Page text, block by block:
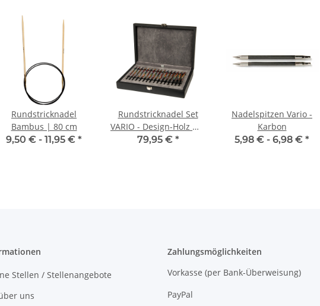
Rundstricknadel
Bambus | 80 cm
9,50 € - 11,95 € *
Rundstricknadel Set
VARIO - Design-Holz mit
austauschbaren
79,95 € *
Nadelspitzen Vario -
Karbon
5,98 € - 6,98 € *
Stellen / Stellenangebote
uns
Zahlungsmöglichkeiten
Vorkasse (per Bank-Überweisung)
PayPal